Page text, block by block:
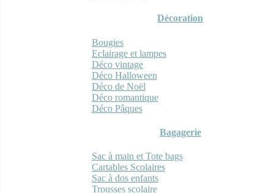
Décoration
Bougies
Eclairage et lampes
Déco vintage
Déco Halloween
Déco de Noël
Déco romantique
Déco Pâques
Bagagerie
Sac à main et Tote bags
Cartables Scolaires
Sac à dos enfants
Trousses scolaire